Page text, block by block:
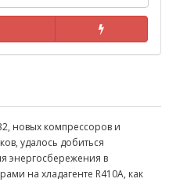
новых компрессоров и
удалось добиться
энергосбережения в
на хладагенте R410A, как